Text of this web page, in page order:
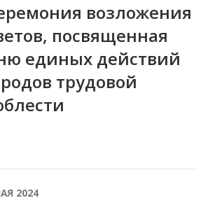
возложения
посвященная
единых действий
трудовой
2024